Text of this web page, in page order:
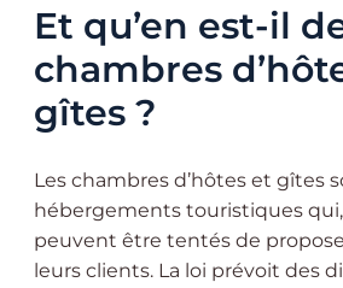
Et qu’en est-il
chambres
gîtes ?
Les chambres d’hôtes et gîtes
hébergements touristiques qui,
peuvent être tentés de
leurs clients. La loi prévoit des